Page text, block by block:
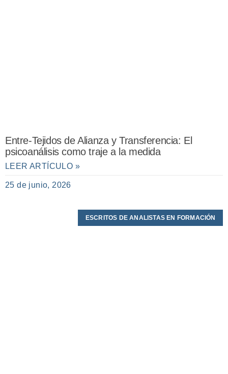
Entre-Tejidos de Alianza y Transferencia: El
psicoanálisis como traje a la medida
LEER ARTÍCULO »
25 de junio, 2026
ESCRITOS DE ANALISTAS EN FORMACIÓN